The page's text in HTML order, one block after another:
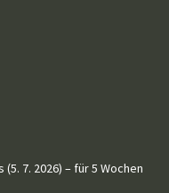
7. 2026) – für 5 Wochen